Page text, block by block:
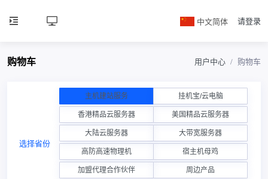
中文简体 请登录
购物车 用户中心 购物车
选择省份
主机建站服务 挂机宝/云电脑
香港精品云服务器 美国精品云服务器
大陆云服务器 大带宽服务器
高防高速物理机 宿主机母鸡
加盟代理合作伙伴 周边产品